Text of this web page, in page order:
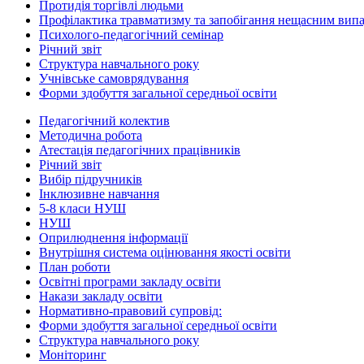
Протидія торгівлі людьми
Профілактика травматизму та запобігання нещасним
Психолого-педагогічний семінар
Річний звіт
Структура навчального року
Учнівське самоврядування
Форми здобуття загальної середньої освіти
Педагогічний колектив
Методична робота
Атестація педагогічних працівників
Річний звіт
Вибір підручників
Інклюзивне навчання
5-8 класи НУШ
НУШ
Оприлюднення інформації
Внутрішня система оцінювання якості освіти
План роботи
Освітні програми закладу освіти
Накази закладу освіти
Нормативно-правовий супровід:
Форми здобуття загальної середньої освіти
Структура навчального року
Моніторинг